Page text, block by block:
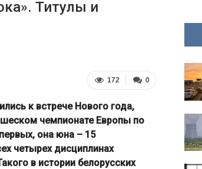
Титулы и
0
172
к встрече Нового года,
чемпионате Европы по
она юна – 15
четырех дисциплинах
в истории белорусских